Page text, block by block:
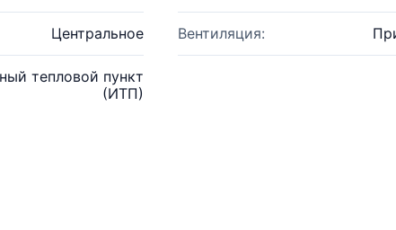
Центральное Вентиляция:
тепловой пункт
(ИТП)